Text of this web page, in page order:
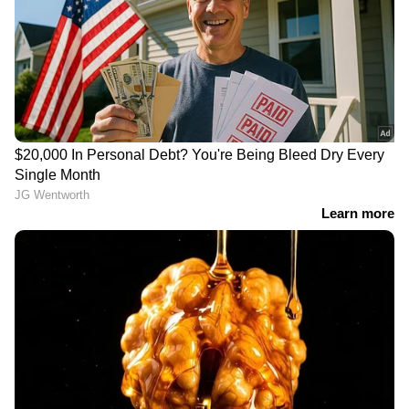
Image Credit :ANI
രണ്ടാമത്തെ മാത്രം ബൗളര്‍
ഐപിഎൽ ചരിത്രത്തില്‍ ഒരു ഇന്നിംഗ്സില്‍ 8
സിക്സറുകൾ വഴങ്ങുന്ന രണ്ടാമത്തെ മാത്രം
ബൗളറെന്ന നാണക്കേടും കാംബോജിന്‍റെ
തലയിലായി. ഗുജറാത്ത് ടൈറ്റന്‍സ്
താരമായിരുന്ന യാഷ് ദയാലായിരുന്നു ഈ
നാണക്കേട് തലയിലാക്കിയ ആദ്യ ബൗളര്‍.2 023
ഐപിഎല്ലിൽ കൊൽക്കത്ത നൈറ്റ്
റൈഡേഴ്സിനെതിരായ മത്സരത്തിലായിരുന്നു
ദയാലിന്റെ ഈ മോശം പ്രകടനം.